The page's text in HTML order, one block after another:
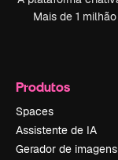
Mais de 1
Produtos
Spaces
Assistente de IA
Gerador de imagens